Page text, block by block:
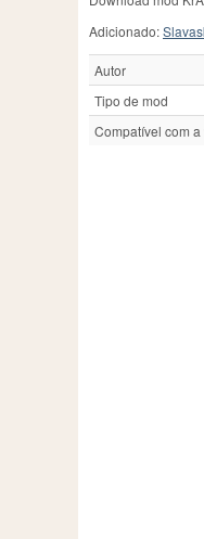
Adicionado:
Autor
Tipo de mod
Compatível com